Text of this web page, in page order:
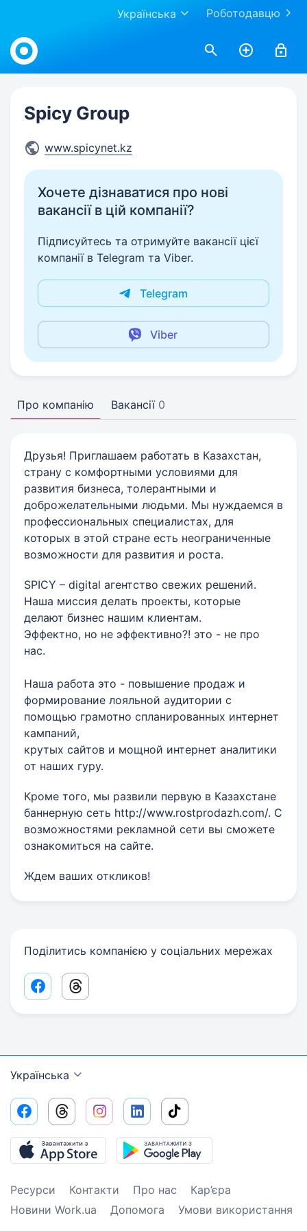
Роботодавцю
Українська
Work.ua
Spicy Group
www.spicynet.kz
Хочете дізнаватися про нові
вакансії в цій компанії?
Підписуйтесь та отримуйте вакансії цієї
компанії в Telegram та Viber.
Telegram
Viber
Про компанію Вакансії 0
Друзья! Приглашаем работать в Казахстан,
страну с комфортными условиями для
развития бизнеса, толерантными и
доброжелательными людьми. Мы нуждаемся в
профессиональных специалистах, для
которых в этой стране есть неограниченные
возможности для развития и роста.
SPICY – digital агентство свежих решений.
Наша миссия делать проекты, которые
делают бизнес нашим клиентам.
Эффектно, но не эффективно?! это - не про
нас.
Наша работа это - повышение продаж и
формирование лояльной аудитории с
помощью грамотно спланированных интернет
кампаний,
крутых сайтов и мощной интернет аналитики
от наших гуру.
Кроме того, мы развили первую в Казахстане
баннерную сеть http://www.rostprodazh.com/. С
возможностями рекламной сети вы сможете
ознакомиться на сайте.
Ждем ваших откликов!
Поділитись компанією у соціальних мережах
Facebook share link
Threads share link
Українська
Ресурси Контакти Про нас
Кар’єра
Новини Work.ua
Допомога Умови використання